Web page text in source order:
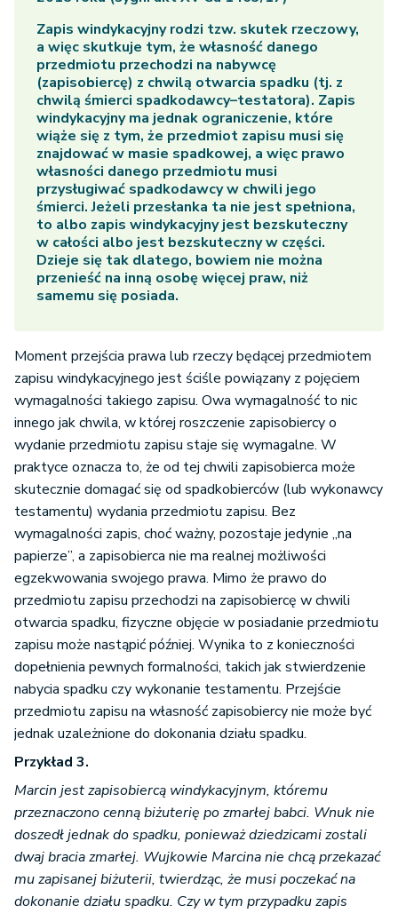
Zapis windykacyjny rodzi tzw. skutek rzeczowy,
a więc skutkuje tym, że własność danego
przedmiotu przechodzi na nabywcę
(zapisobiercę) z chwilą otwarcia spadku (tj. z
chwilą śmierci spadkodawcy–testatora). Zapis
windykacyjny ma jednak ograniczenie, które
wiąże się z tym, że przedmiot zapisu musi się
znajdować w masie spadkowej, a więc prawo
własności danego przedmiotu musi
przysługiwać spadkodawcy w chwili jego
śmierci. Jeżeli przesłanka ta nie jest spełniona,
to albo zapis windykacyjny jest bezskuteczny
w całości albo jest bezskuteczny w części.
Dzieje się tak dlatego, bowiem nie można
przenieść na inną osobę więcej praw, niż
samemu się posiada.
Moment przejścia prawa lub rzeczy będącej przedmiotem
zapisu windykacyjnego jest ściśle powiązany z pojęciem
wymagalności takiego zapisu. Owa wymagalność to nic
innego jak chwila, w której roszczenie zapisobiercy o
wydanie przedmiotu zapisu staje się wymagalne. W
praktyce oznacza to, że od tej chwili zapisobierca może
skutecznie domagać się od spadkobierców (lub wykonawcy
testamentu) wydania przedmiotu zapisu. Bez
wymagalności zapis, choć ważny, pozostaje jedynie „na
papierze”, a zapisobierca nie ma realnej możliwości
egzekwowania swojego prawa. Mimo że prawo do
przedmiotu zapisu przechodzi na zapisobiercę w chwili
otwarcia spadku, fizyczne objęcie w posiadanie przedmiotu
zapisu może nastąpić później. Wynika to z konieczności
dopełnienia pewnych formalności, takich jak stwierdzenie
nabycia spadku czy wykonanie testamentu. Przejście
przedmiotu zapisu na własność zapisobiercy nie może być
jednak uzależnione do dokonania działu spadku.
Przykład 3.
Marcin jest zapisobiercą windykacyjnym, któremu
przeznaczono cenną biżuterię po zmarłej babci. Wnuk nie
doszedł jednak do spadku, ponieważ dziedzicami zostali
dwaj bracia zmarłej. Wujkowie Marcina nie chcą przekazać
mu zapisanej biżuterii, twierdząc, że musi poczekać na
dokonanie działu spadku. Czy w tym przypadku zapis